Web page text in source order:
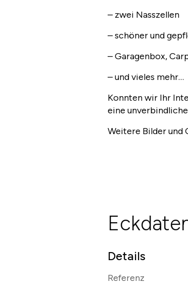
– zwei Nasszellen
– schöner und
– Garagenbox,
– und vieles mehr…
Konnten wir Ihr
eine
Weitere Bilder und
Details
Referenz